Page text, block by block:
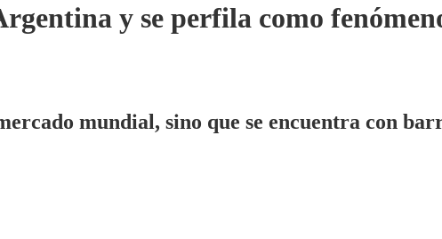
y se perfila como
mundial, sino que se encuentra con